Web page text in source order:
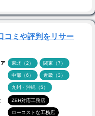
コミや評判をリサー
東北（2） 関東（7）
中部（6） 近畿（3）
九州・沖縄（5）
ZEH対応工務店
ローコストな工務店